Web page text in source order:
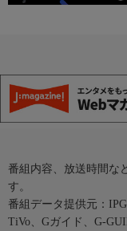
番組内容、放送時間な
す。
番組データ提供元：
TiVo、Gガイド、G-